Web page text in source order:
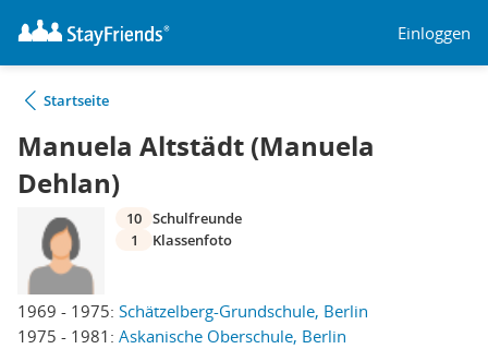
Einloggen
Startseite
Manuela Altstädt (Manuela
Dehlan)
1969 - 1975: Schätzelberg-Grundschule, Berlin
1975 - 1981: Askanische Oberschule, Berlin
10 Schulfreunde
1
Klassenfoto